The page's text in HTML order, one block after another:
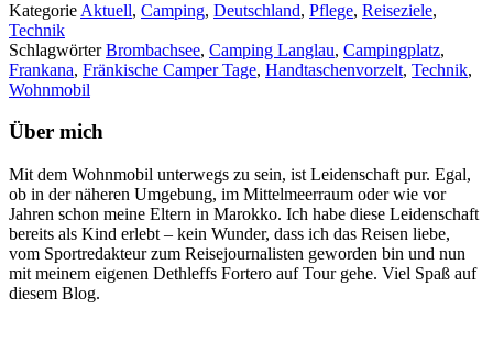
Kategorie Aktuell, Camping, Deutschland, Pflege, Reiseziele,
Technik
SchlagwörterBrombachsee, Camping Langlau, Campingplatz,
Frankana, Fränkische Camper Tage, Handtaschenvorzelt, Technik,
Wohnmobil
Über mich
Mit dem Wohnmobil unterwegs zu sein, ist Leidenschaft pur. Egal,
ob in der näheren Umgebung, im Mittelmeerraum oder wie vor
Jahren schon meine Eltern in Marokko. Ich habe diese Leidenschaft
bereits als Kind erlebt – kein Wunder, dass ich das Reisen liebe,
vom Sportredakteur zum Reisejournalisten geworden bin und nun
mit meinem eigenen Dethleffs Fortero auf Tour gehe. Viel Spaß auf
diesem Blog.